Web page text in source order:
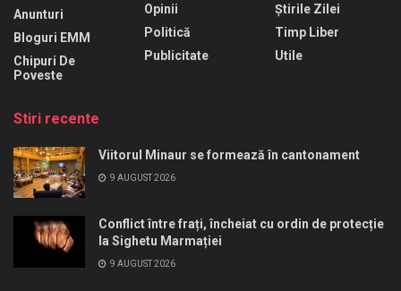
Anunturi
Bloguri EMM
Chipuri De
Poveste
Opinii
Politică
Publicitate
Știrile Zilei
Timp Liber
Utile
Stiri recente
Viitorul Minaur se formează în cantonament
9 AUGUST 2026
Conflict între frați, încheiat cu ordin de protecție
la Sighetu Marmației
9 AUGUST 2026